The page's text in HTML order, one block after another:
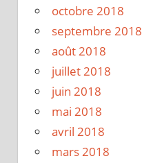
octobre 2018
septembre 2018
août 2018
juillet 2018
juin 2018
mai 2018
avril 2018
mars 2018